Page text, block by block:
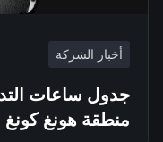
أخبار الشركة
جدول ساعات
منطقة هونغ كونغ